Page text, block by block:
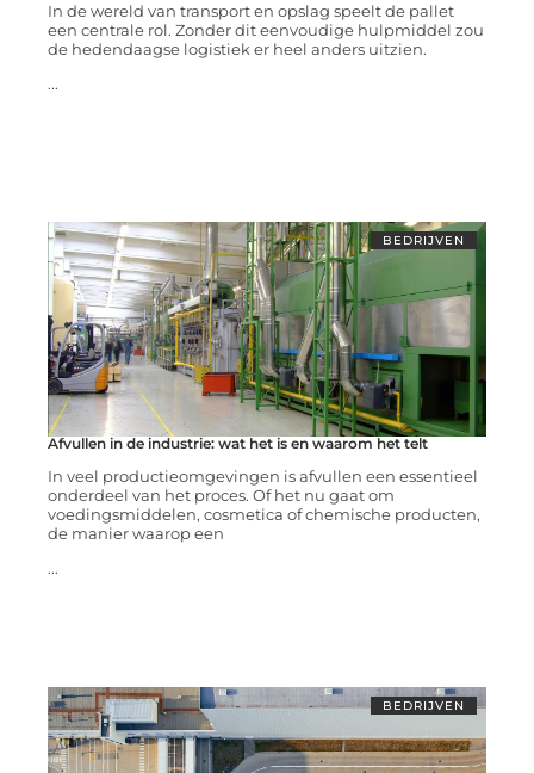
In de wereld van transport en opslag speelt de pallet
een centrale rol. Zonder dit eenvoudige hulpmiddel zou
de hedendaagse logistiek er heel anders uitzien.
...
BEDRIJVEN
Afvullen in de industrie: wat het is en waarom het telt
In veel productieomgevingen is afvullen een essentieel
onderdeel van het proces. Of het nu gaat om
voedingsmiddelen, cosmetica of chemische producten,
de manier waarop een
...
BEDRIJVEN